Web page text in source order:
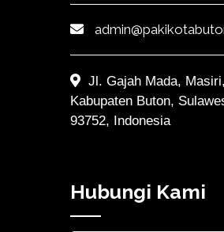
Jl. Gajah Mada,
Kabupaten Buton,
93752, Indonesia
Hubungi Kami